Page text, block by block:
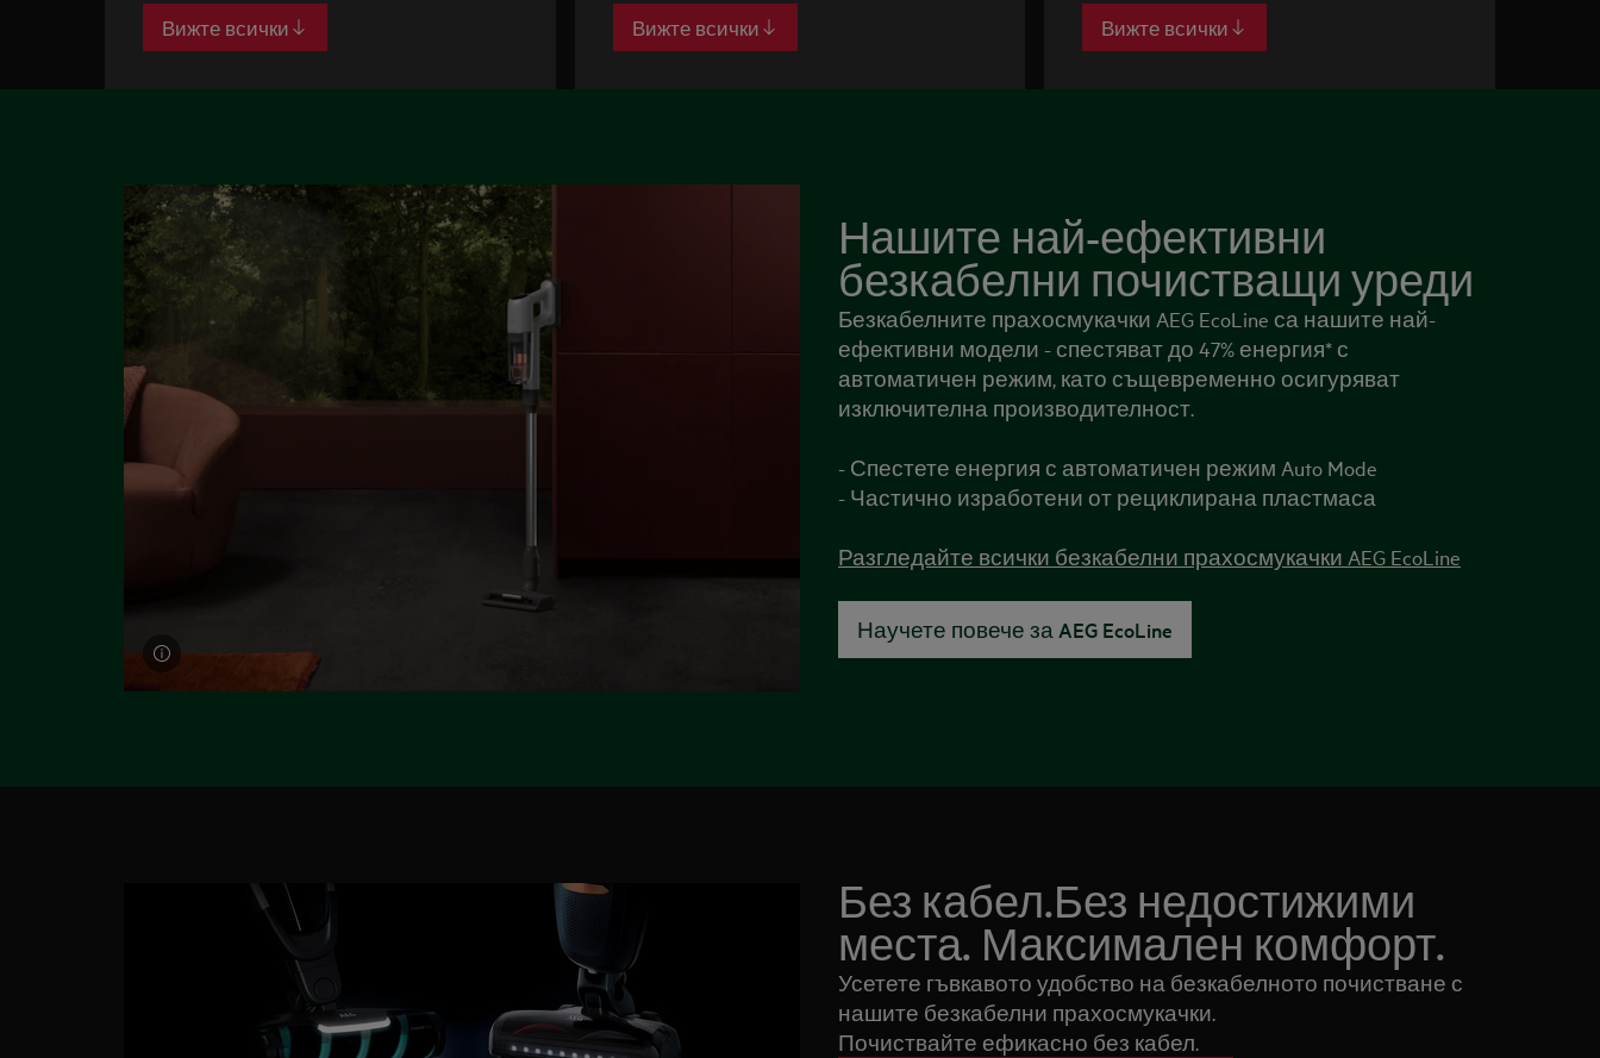
Вижте всички Вижте всички Вижте всички
Нашите най-ефективни
безкабелни почистващи уреди
Безкабелните прахосмукачки AEG EcoLine са нашите най-
ефективни модели - спестяват до 47% енергия* с
автоматичен режим, като същевременно осигуряват
изключителна производителност.
- Спестете енергия с автоматичен режим Auto Mode
- Частично изработени от рециклирана пластмаса
Разгледайте всички безкабелни прахосмукачки AEG EcoLine
Научете повече за AEG EcoLine
Без кабел.Без недостижими
места. Максимален комфорт.
Усетете гъвкавото удобство на безкабелното почистване с
нашите безкабелни прахосмукачки.
Почиствайте ефикасно без кабел.